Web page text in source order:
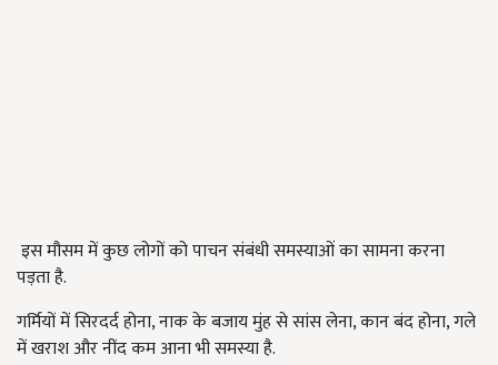
इस मौसम में कुछ लोगों को पाचन संबंधी समस्याओं का सामना करना
पड़ता है.
गर्मियों में सिरदर्द होना, नाक के बजाय मुंह से सांस लेना, कान बंद होना, गले
में खराश और नींद कम आना भी समस्या है.